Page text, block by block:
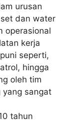
urusan
dan water
operasional
kerja
seperti,
hingga
oleh tim
yang sangat
tahun